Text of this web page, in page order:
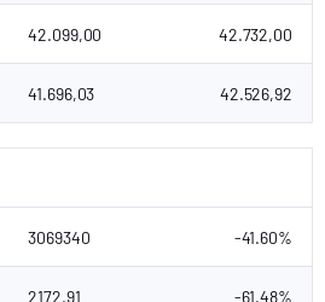
42.099,00 42.732,00
41.696,03 42.526,92
3069340 -41.60%
2172.91 -61.48%